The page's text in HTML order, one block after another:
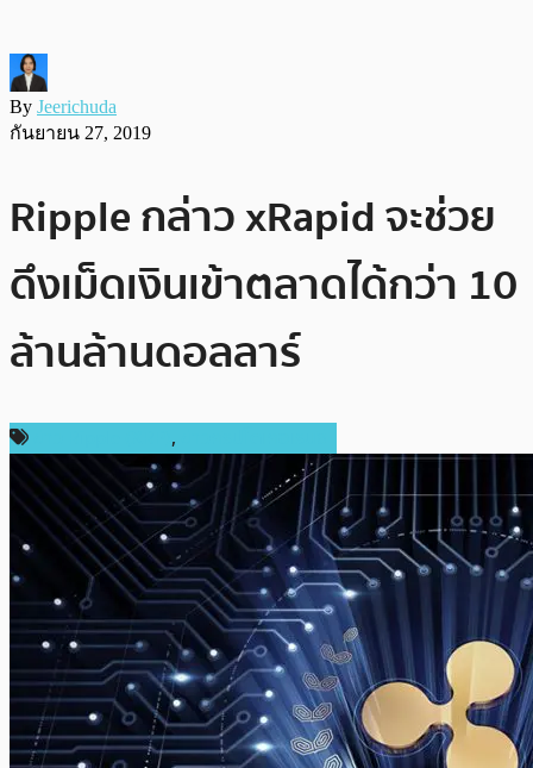
By Jeerichuda
กันยายน 27, 2019
Ripple กล่าว xRapid จะช่วย
ดึงเม็ดเงินเข้าตลาดได้กว่า 10
ล้านล้านดอลลาร์
,